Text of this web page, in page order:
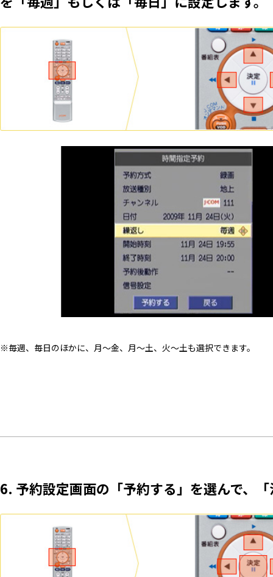
※毎週、毎日のほかに、月～金、月～土、火～土も選択できます。
6. 予約設定画面の「予約する」を選んで、